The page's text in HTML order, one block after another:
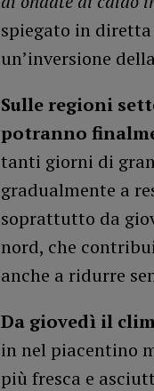
spiegato in diretta
un’inversione
Sulle regioni
potranno
tanti giorni di
gradualmente a
soprattutto da
nord, che
anche a ridurre
Da giovedì il
in nel piacentino
più fresca e